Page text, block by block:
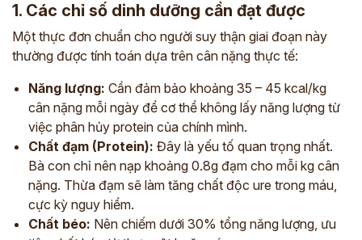
1. Các chỉ số dinh dưỡng cần đạt được
Một thực đơn chuẩn cho người suy thận giai đoạn này
thường được tính toán dựa trên cân nặng thực tế:
Năng lượng: Cần đảm bảo khoảng 35 – 45 kcal/kg
cân nặng mỗi ngày để cơ thể không lấy năng lượng từ
việc phân hủy protein của chính mình.
Chất đạm (Protein): Đây là yếu tố quan trọng nhất.
Bà con chỉ nên nạp khoảng 0.8g đạm cho mỗi kg cân
nặng. Thừa đạm sẽ làm tăng chất độc ure trong máu,
cực kỳ nguy hiểm.
Chất béo: Nên chiếm dưới 30% tổng năng lượng, ưu